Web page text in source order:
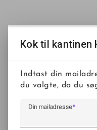
Kok til kantinen
Indtast din
du valgte, da du
Din mailadresse